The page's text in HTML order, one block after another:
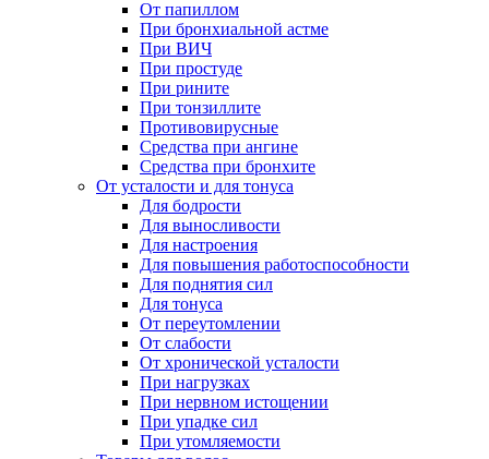
От папиллом
При бронхиальной астме
При ВИЧ
При простуде
При рините
При тонзиллите
Противовирусные
Средства при ангине
Средства при бронхите
От усталости и для тонуса
Для бодрости
Для выносливости
Для настроения
Для повышения работоспособности
Для поднятия сил
Для тонуса
От переутомлении
От слабости
От хронической усталости
При нагрузках
При нервном истощении
При упадке сил
При утомляемости